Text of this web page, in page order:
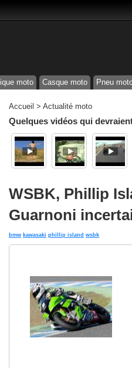
moto Casque moto Pneu
Accueil > Actualité moto
Quelques vidéos qui
WSBK, Phillip
Guarnoni
bmw kawasaki phillip island wsbk